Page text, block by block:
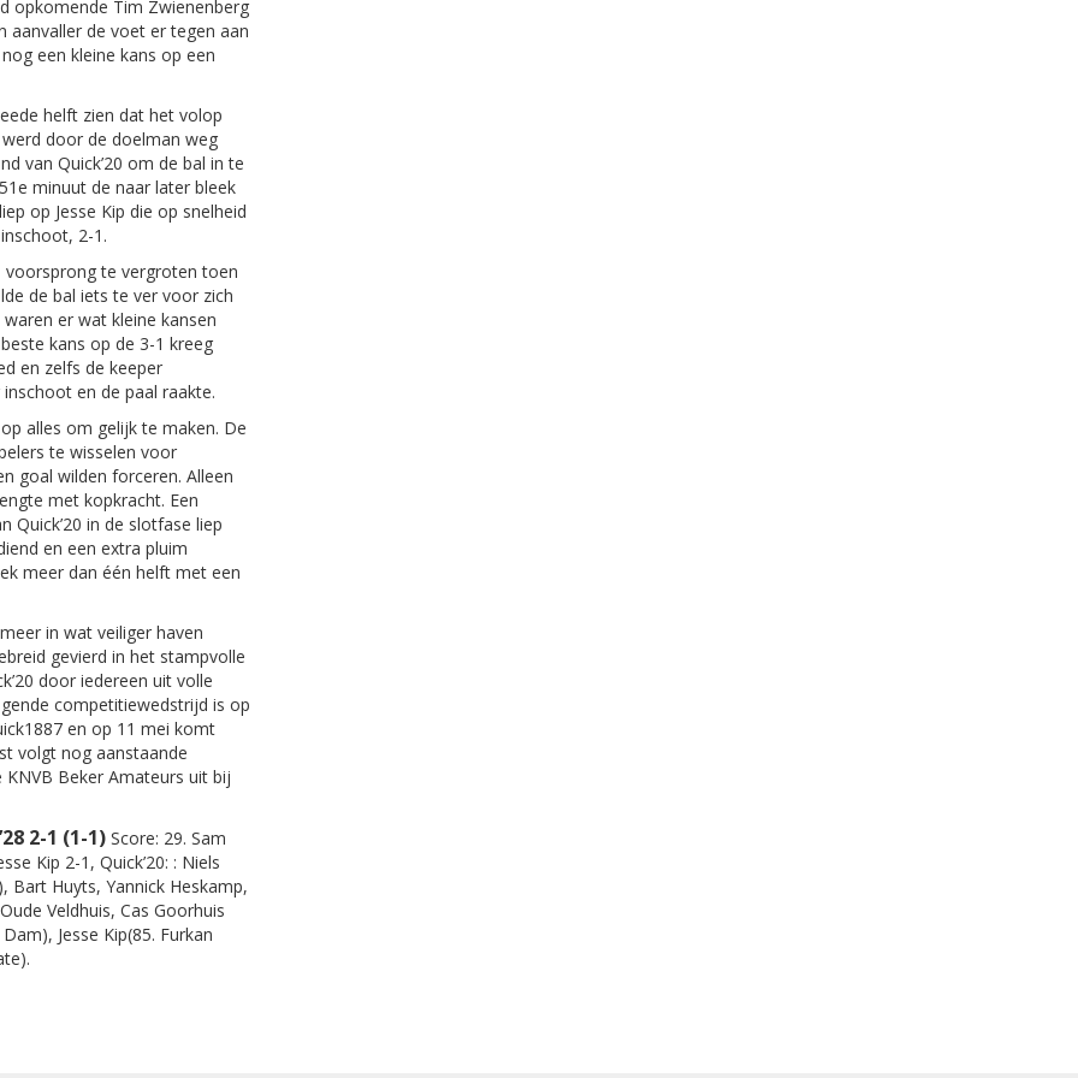
opkomende Tim Zwienenberg
aanvaller de voet er tegen aan
een kleine kans op een
helft zien dat het volop
door de doelman weg
van Quick’20 om de bal in te
minuut de naar later bleek
op Jesse Kip die op snelheid
2-1.
voorsprong te vergroten toen
de bal iets te ver voor zich
er wat kleine kansen
kans op de 3-1 kreeg
en zelfs de keeper
en de paal raakte.
alles om gelijk te maken. De
te wisselen voor
goal wilden forceren. Alleen
met kopkracht. Een
Quick’20 in de slotfase liep
en een extra pluim
meer dan één helft met een
in wat veiliger haven
gevierd in het stampvolle
door iedereen uit volle
competitiewedstrijd is op
en op 11 mei komt
volgt nog aanstaande
Beker Amateurs uit bij
2-1 (1-1)Score: 29. Sam
Kip 2-1, Quick’20: : Niels
Bart Huyts, Yannick Heskamp,
Veldhuis, Cas Goorhuis
Jesse Kip(85. Furkan